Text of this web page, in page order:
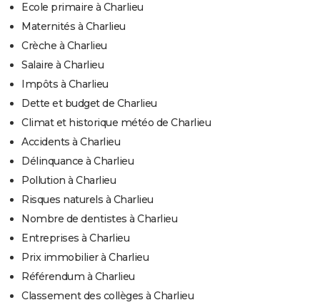
Ecole primaire à Charlieu
Maternités à Charlieu
Crèche à Charlieu
Salaire à Charlieu
Impôts à Charlieu
Dette et budget de Charlieu
Climat et historique météo de Charlieu
Accidents à Charlieu
Délinquance à Charlieu
Pollution à Charlieu
Risques naturels à Charlieu
Nombre de dentistes à Charlieu
Entreprises à Charlieu
Prix immobilier à Charlieu
Référendum à Charlieu
Classement des collèges à Charlieu